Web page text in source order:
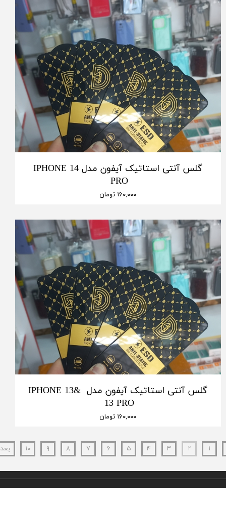
گلس آنتی استاتیک آیفون مدل IPHONE 14
PRO
۱۶۰,۰۰۰ تومان
گلس آنتی استاتیک آیفون مدل IPHONE 13&
13 PRO
۱۶۰,۰۰۰ تومان
۱ ۲ ۳ ۴ ۵ ۶ ۷ ۸ ۹ ۱۰